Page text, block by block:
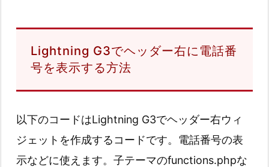
Lightning G3でヘッダー右に電話番
号を表示する方法
以下のコードはLightning G3でヘッダー右ウィ
ジェットを作成するコードです。電話番号の表
示などに使えます。子テーマのfunctions.phpな